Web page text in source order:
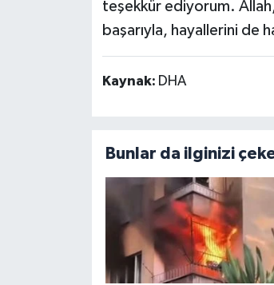
teşekkür ediyorum.
başarıyla, hayallerini de
Kaynak: DHA
Bunlar da ilginizi